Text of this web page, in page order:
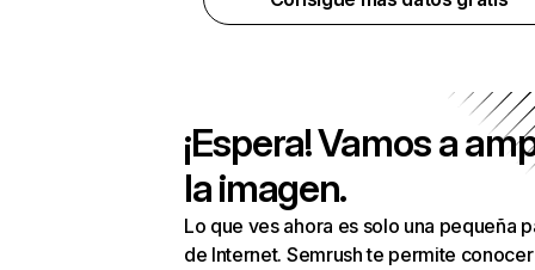
¡Espera! Vamos a
la imagen.
Lo que ves ahora es solo una pequeña
de Internet. Semrush te permite